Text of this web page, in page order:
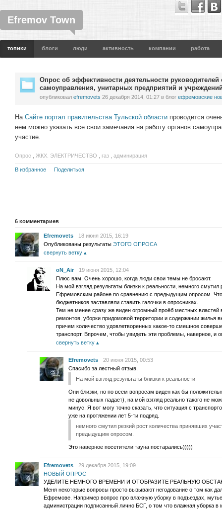
Efremov Town
топики блоги люди активность компании работа
Опрос об эффективности деятельности руководителей
самоуправления, унитарных предприятий и
опубликовал efremovets 26 декабря 2014, 01:27 в блог ефремовские
На Сайте портал правительства Тульской области проводится
нем можно указать все свои замечания на работу органов
участие.
Опрос ЖКХ. ЭЛЕКТРИЧЕСТВО газ админирация
В избранное Поделиться
6 комментариев
Efremovets
18 июня 2015, 16:19
Опубликованы результаты ЭТОГО ОПРОСА
свернуть ветку
oN_Air
19 июня 2015, 12:04
Плюс вам. Очень хорошо, когда люди свои темы не бросают.
На мой взгляд результаты близки к реальности, немного
Ефремовским районе по сравнению с предыдущим опросом.
бюджетников заставляли ставить галочки в опросниках.
Тем не менее сразу же виден огромный проёб местных
ремонтов, уборки придомовой территории и содержании жилья
причем количество удовлетворенных какое-то смешное
транспорт. Впрочем, чтобы увидеть эти проблемы, наверное, и
свернуть ветку
Efremovets
20 июня 2015, 00:53
Спасибо за лестный отзыв.
На мой взгляд результаты близки к реальности
Они близки, но по всем вопросам виден как бы
не довольных падает), на мой взгляд реально такого не
минус. Я вот могу точно сказать, что ситуация с
уже на протяжении лет 5-ти подряд.
немного смутил резкий рост количества принявших
предыдущим опросом.
Это наверное посетители тауна постарались)))))
Efremovets
29 декабря 2015, 19:09
НОВЫЙ ОПРОС
УДЕЛИТЕ НЕМНОГО ВРЕМЕНИ И ОТОБРАЗИТЕ РЕАЛЬНУЮ
Меня некоторые вопросы просто вызывают негодование о том как
Ефремове. Например вопрос про влажную уборку в подъездах,
администрации подписанный лично БСГ, о том что влажная уборка в